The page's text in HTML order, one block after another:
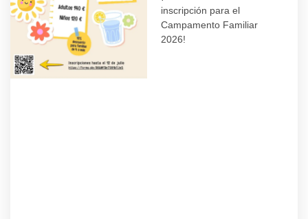
inscripción para el
Campamento Familiar
2026!